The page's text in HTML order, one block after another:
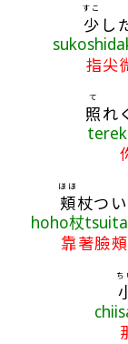
少
すこ
し
指尖
照
て
れ
頬
ほほ
杖つ
hoho杖
靠著臉
ち